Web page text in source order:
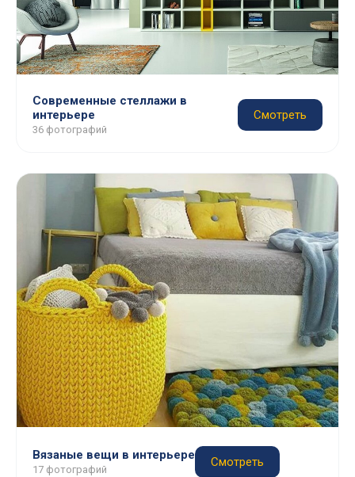
Современные стеллажи в
интерьере
36 фотографий
Смотреть
Вязаные вещи в интерьере
17 фотографий
Смотреть